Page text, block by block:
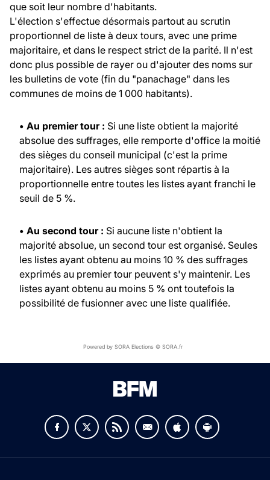
que soit leur nombre d'habitants.
L'élection s'effectue désormais partout au scrutin
proportionnel de liste à deux tours, avec une prime
majoritaire, et dans le respect strict de la parité. Il n'est
donc plus possible de rayer ou d'ajouter des noms sur
les bulletins de vote (fin du "panachage" dans les
communes de moins de 1 000 habitants).
• Au premier tour : Si une liste obtient la majorité
absolue des suffrages, elle remporte d'office la moitié
des sièges du conseil municipal (c'est la prime
majoritaire). Les autres sièges sont répartis à la
proportionnelle entre toutes les listes ayant franchi le
seuil de 5 %.
• Au second tour : Si aucune liste n'obtient la
majorité absolue, un second tour est organisé. Seules
les listes ayant obtenu au moins 10 % des suffrages
exprimés au premier tour peuvent s'y maintenir. Les
listes ayant obtenu au moins 5 % ont toutefois la
possibilité de fusionner avec une liste qualifiée.
Powered by SORA Elections © SORA.fr